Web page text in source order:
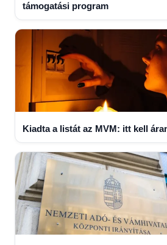
támogatási program
Kiadta a listát az MVM: itt kell